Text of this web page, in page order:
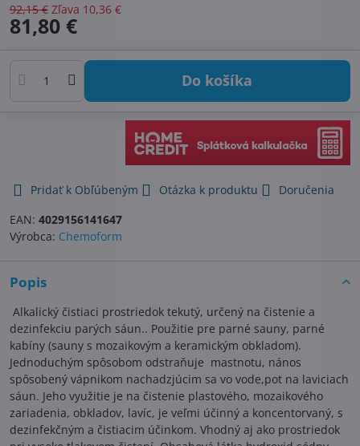
92,15 € Zľava 10,36 €
81,80 €
Do košíka
Pridať k Obľúbeným Otázka k produktu
Doručenia
EAN: 4029156141647
Výrobca: Chemoform
Popis
Alkalický čistiaci prostriedok tekutý, určený na čistenie a
dezinfekciu parých sáun.. Použitie pre parné sauny, parné
kabíny (sauny s mozaikovým a keramickým obkladom).
Jednoduchým spôsobom odstraňuje mastnotu, nános
spôsobený vápnikom nachadzjúcim sa vo vode,pot na laviciach
sáun. Jeho využitie je na čistenie plastového, mozaikového
zariadenia, obkladov, lavíc, je veľmi účinný a koncentorvaný, s
dezinfekčným a čistiacim účinkom. Vhodný aj ako prostriedok